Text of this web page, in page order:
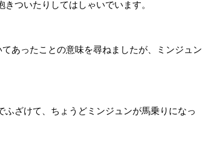
ついたりしてはしゃいでいます。
あったことの意味を尋ねましたが、ミンジュン
ざけて、ちょうどミンジュンが馬乗りになっ